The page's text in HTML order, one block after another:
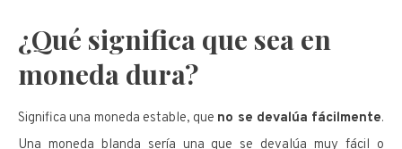
¿Qué significa que sea en
moneda dura?
Significa una moneda estable, que no se devalúa fácilmente.
Una moneda blanda sería una que se devalúa muy fácil o